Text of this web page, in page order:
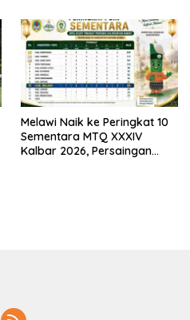
Melawi Naik ke Peringkat 10
Sementara MTQ XXXIV
Kalbar 2026, Persaingan